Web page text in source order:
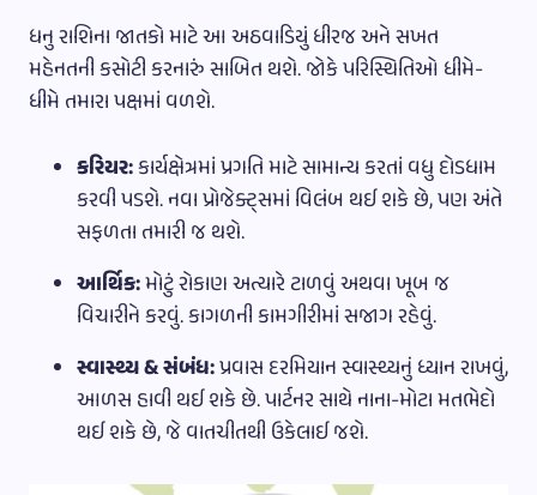
ધનુ રાશિના જાતકો માટે આ અઠવાડિયું ધીરજ અને સખત
મહેનતની કસોટી કરનારું સાબિત થશે. જોકે પરિસ્થિતિઓ ધીમે-
ધીમે તમારા પક્ષમાં વળશે.
કરિયર:કાર્યક્ષેત્રમાં પ્રગતિ માટે સામાન્ય કરતાં વધુ દોડધામ
કરવી પડશે. નવા પ્રોજેક્ટ્સમાં વિલંબ થઈ શકે છે, પણ અંતે
સફળતા તમારી જ થશે.
આર્થિક:મોટું રોકાણ અત્યારે ટાળવું અથવા ખૂબ જ
વિચારીને કરવું. કાગળની કામગીરીમાં સજાગ રહેવું.
સ્વાસ્થ્ય & સંબંધ:પ્રવાસ દરમિયાન સ્વાસ્થ્યનું ધ્યાન રાખવું,
આળસ હાવી થઈ શકે છે. પાર્ટનર સાથે નાના-મોટા મતભેદો
થઈ શકે છે, જે વાતચીતથી ઉકેલાઈ જશે.